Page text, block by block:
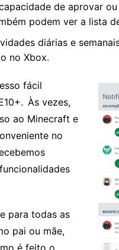
de aprovar
podem ver a lista
diárias e
no Xbox.
fácil
Às vezes,
ao Minecraft e
no
para todas as
pai ou mãe,